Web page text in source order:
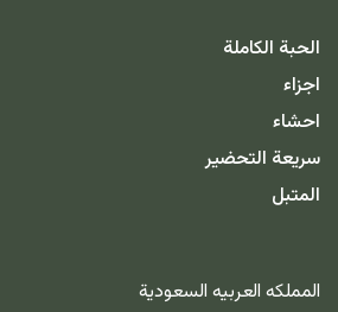
الحبة الكاملة
اجزاء
احشاء
سريعة التحضير
المتبل
المملكه العربيه السعودية